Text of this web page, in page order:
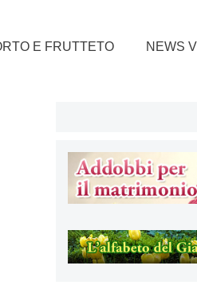
E FRUTTETO NEWS